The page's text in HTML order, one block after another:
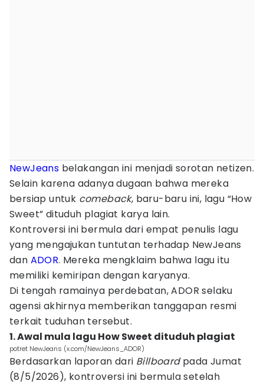
NewJeans belakangan ini menjadi sorotan netizen.
Selain karena adanya dugaan bahwa mereka
bersiap untuk comeback, baru-baru ini, lagu “How
Sweet” dituduh plagiat karya lain.
Kontroversi ini bermula dari empat penulis lagu
yang mengajukan tuntutan terhadap NewJeans
dan ADOR. Mereka mengklaim bahwa lagu itu
memiliki kemiripan dengan karyanya.
Di tengah ramainya perdebatan, ADOR selaku
agensi akhirnya memberikan tanggapan resmi
terkait tuduhan tersebut.
1. Awal mula lagu How Sweet dituduh plagiat
potret NewJeans (x.com/NewJeans_ADOR)
Berdasarkan laporan dari Billboardpada Jumat
(8/5/2026), kontroversi ini bermula setelah